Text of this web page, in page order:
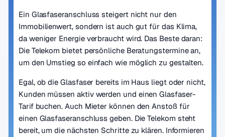
Ein Glasfaseranschluss steigert nicht nur den
Immobilienwert, sondern ist auch gut für das Klima,
da weniger Energie verbraucht wird. Das Beste daran:
Die Telekom bietet persönliche Beratungstermine an,
um den Umstieg so einfach wie möglich zu gestalten.
Egal, ob die Glasfaser bereits im Haus liegt oder nicht,
Kunden müssen aktiv werden und einen Glasfaser-
Tarif buchen. Auch Mieter können den Anstoß für
einen Glasfaseranschluss geben. Die Telekom steht
bereit, um die nächsten Schritte zu klären. Informieren